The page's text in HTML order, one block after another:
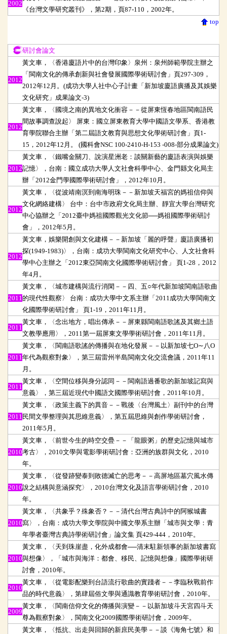
2002
《台灣文學研究叢刊》，第2期，頁87-110，2002年。
top
研討會論文
2012
黃文車，〈香港廈語片中的台灣印象〉泉州：泉州師範學院主辦之
「閩南文化的傳承創新與社會發展國際學術研討會」頁297-309，
2012年12月。(成功大學人社中心子計畫「新加坡廈語廣播及其娛樂
文化研究」成果論文-3)
2012
黃文車，〈國境之南的異地文化衝容－－從屏東恆春地區閩南語民
間故事調查說起〉 屏東：國立屏東教育大學中國語文學系、香港教
育學院聯合主辦「第二屆語文教育與思想文化學術研討會」頁1-
15，2012年12月。 (國科會NSC 100-2410-H-153 -008-部分成果論文)
2012
黃文車，〈鐵嘴金關刀、說演星洲老：談關新藝的廈語表演與娛樂
記憶〉，台南：國立成功大學人文社會科學中心、金門縣文化局主
辦「2012金門學國際學術研討會」，2012年10月。
2012
黃文車，〈從波靖南溟到南海明珠－－新加坡天福宮的媽祖信仰與
文化網絡建構〉 台中：台中市政府文化局主辦、靜宜大學台灣研究
中心協辦之「2012臺中媽祖國際觀光文化節──媽祖國際學術研討
會」，2012年5月。
2012
黃文車，娛樂開創與文化建構－－新加坡「麗的呼聲」廈語廣播初
探(1949-1983)〉，台南：成功大學閩南文化研究中心、人文社會科
學中心主辦之「2012東亞閩南文化國際學術研討會」 頁1-28，2012
年4月。
2011
黃文車，〈城市建構與流行消閑－－四、五○年代新加坡閩南語歌曲
的現代性觀察〉 台南：成功大學中文系主辦「2011成功大學閩南文
化國際學術研討會」 頁1-19，2011年11月。
2011
黃文車，〈念出地方，唱出傳承－－屏東縣閩南語歌謠及其鄉土語
文教學應用〉，2011第一屆屏東文學學術研討會，2011年11月。
2011
黃文車，〈閩南語歌謠的傳播與在地化發展－－以新加坡七O∼八O
年代為觀察對象〉，第三屆雷州半島閩南文化交流會議，2011年11
月。
2011
黃文車，〈空間位移與身分認同－－閩南語過番歌的新加坡記寫與
意義〉，第三屆近現代中國語文國際學術研討會，2011年10月。
2011
黃文車，〈政策主義下的異音－－戰後〈台灣風土〉副刊中的台灣
民間文學整理與其思維意義〉，第五屆思維與創作學術研討會，
2011年5月。
2010
黃文車，〈前世今生的時空交疊－－「龍眼粥」的歷史記憶與城市
考古〉，2010文學與電影學術研討會：亞洲的族群與文化，2010
年。
2010
黃文車，〈從發跡變泰到敗德滅亡的思考 －－高屏地區墓穴風水傳
說之結構與意涵探究〉，2010台灣文化及語言學術研討會，2010
年。
2010
黃文車，〈共象乎？殊象否？ －－清代台灣古典詩中的阿猴城書
寫〉，台南：成功大學文學院與中國文學系主辦「城市與文學：青
年學者臺灣古典詩學術研討會」論文集 頁429-444 ，2010年。
2010
黃文車，〈天到珠崖盡，化外成都會──清末駐新領事的新加坡書寫
與想像〉，「城市與海洋：都會、移民、記憶與想像」國際學術研
討會，2010年。
2010
黃文車，〈從電影配樂到台語流行歌曲的實踐者－－李臨秋戰前作
品的時代意義〉，第肆屆俗文學與通識教育學術研討會，2010年。
2009
黃文車，〈閩南信仰文化的傳播與演變－－以新加坡斗天宮四斗天
尊為觀察對象〉，閩南文化2009國際學術研討會，2009年。
黃文車，〈抵抗、出走與回歸的新庶民美學－－談《海角七號》和